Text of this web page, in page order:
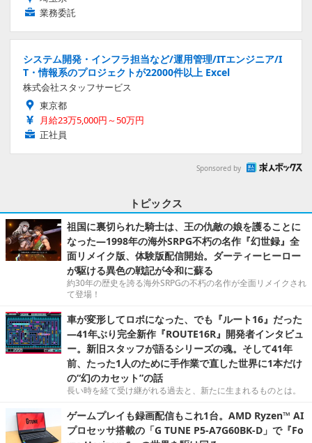
業務委託
システム開発・インフラ担当など/運用管理/ITエンジニア/I
T・情報系のプロジェクトが22000件以上 Excel
株式会社スタッフサービス
東京都
月給23万5,000円～50万円
正社員
Sponsored by
トピックス
祖国に裏切られた騎士は、王の仇敵の娘を護ることに
なった―1998年の海外SRPG不朽の名作『幻世録』全
面リメイク版、体験版配信開始。ダーティーヒーロー
が駆ける異色の戦記が令和に蘇る
約30年の歴史を誇る海外SRPGの不朽の名作が全面リメイクされ
て登場！
車が変形してロボになった、でも『ルート16』だった
―41年ぶり完全新作『ROUTE16R』開発者インタビュ
ー。新旧スタッフが語るシリーズの魂。そして41年
前、たった1人のために手作業で直した世界に1本だけ
の“幻のカセット”の話
長い時を経て受け継がれる過去と、新たに生まれるものとは。
ゲームプレイも録画配信もこれ1台。AMD Ryzen™ AI
プロセッサ搭載の「G TUNE P5-A7G60BK-D」で『Fo